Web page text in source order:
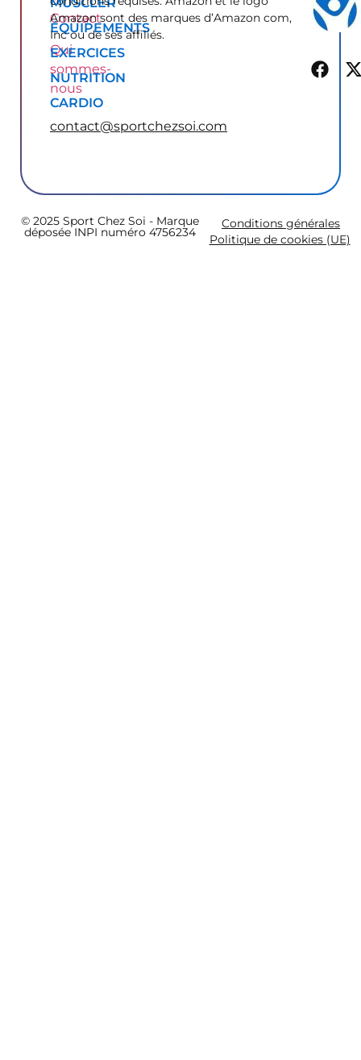
Contact
Qui
sommes-
nous
contact@sportchezsoi.com
ÉQUIPEMENTS
EXERCICES
NUTRITION
CARDIO
Amazon sont des marques d’Amazon com,
Inc ou de ses affiliés.
© 2025 Sport Chez Soi - Marque
déposée INPI numéro 4756234
Conditions générales
Politique de cookies (UE)